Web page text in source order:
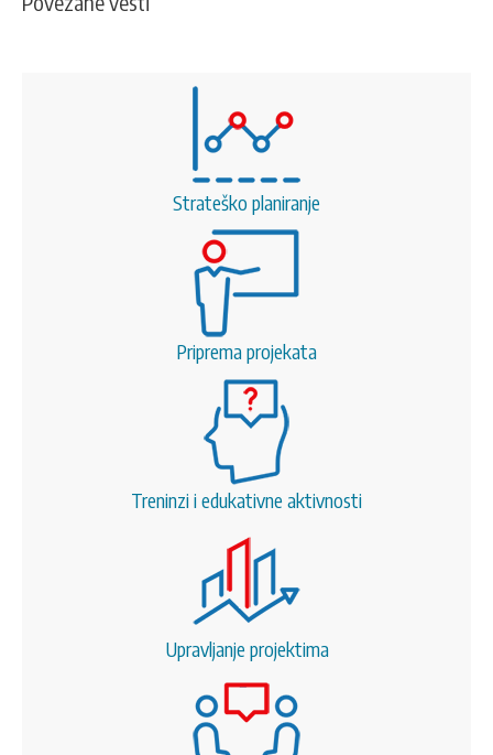
Strateško planiranje
Priprema projekata
Treninzi i edukativne aktivnosti
Upravljanje projektima